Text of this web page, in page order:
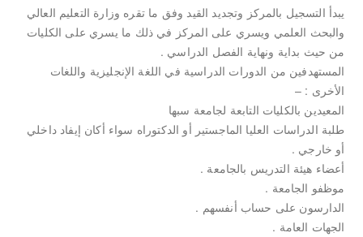
يبدأ التسجيل بالمركز وتجديد القيد وفق ما تقره وزارة التعليم العالي
والبحث العلمي ويسري على المركز في ذلك ما يسري على الكليات
من حيث بداية ونهاية الفصل الدراسي .
المستهدفين من الدورات الدراسية في اللغة الإنجليزية واللغات
الأخرى : –
المعيدين بالكليات التابعة لجامعة سبها
طلبة الدراسات العليا الماجستير أو الدكتوراه سواء أكان إيفاد داخلي
أو خارجي .
أعضاء هيئة التدريس بالجامعة .
موظفو الجامعة .
الدارسون على حساب أنفسهم .
الجهات العامة .